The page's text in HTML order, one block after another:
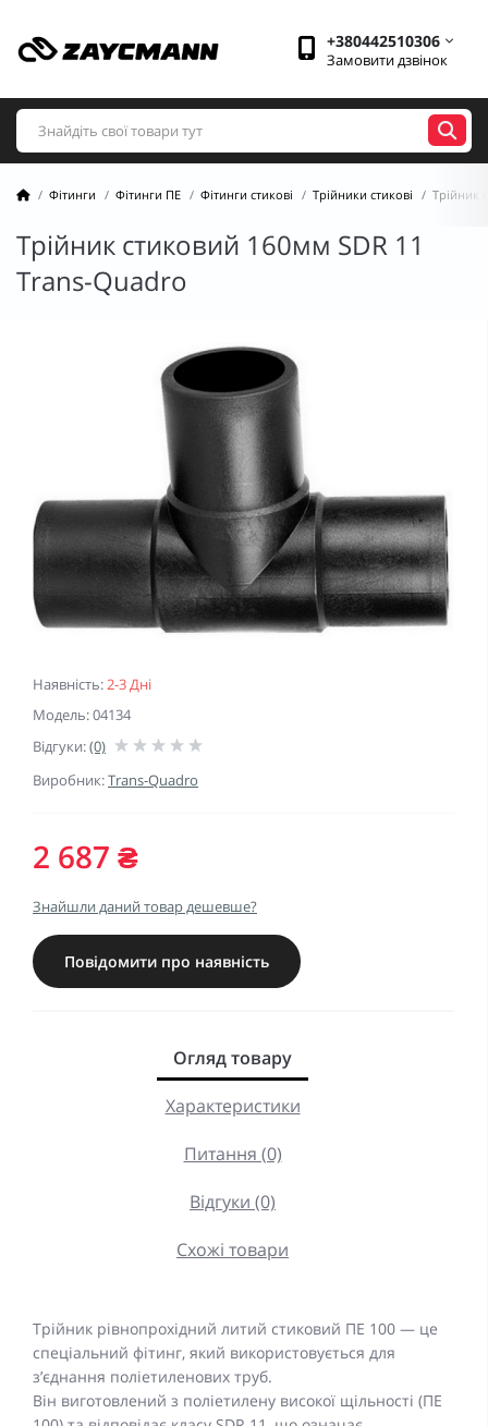
+380442510306
Замовити дзвінок
Фітинги Фітинги ПЕ Фітинги стикові Трійники стикові Трійник
Трійник стиковий 160мм SDR 11
Trans-Quadro
Наявність:2-3 Дні
Модель: 04134
Відгуки:(0)
Виробник:Trans-Quadro
2 687 ₴
Знайшли даний товар дешевше?
Повідомити про наявність
Огляд товару
Характеристики
Питання (0)
Відгуки (0)
Схожі товари
Трійник рівнопрохідний литий стиковий ПЕ 100 — це
спеціальний фітинг, який використовується для
з’єднання поліетиленових труб.
Він виготовлений з поліетилену високої щільності (ПЕ